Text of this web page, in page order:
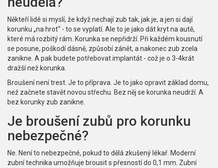
Někteří lidé si myslí, že když nechají zub tak, jak je, a jen si dají
korunku „na hrot“ - to se vyplatí. Ale to je jako dát kryt na autě,
které má rozbitý rám. Korunka se nepřidrží. Při každém kousnutí
se posune, poškodí dásně, způsobí zánět, a nakonec zub zcela
zanikne. A pak budete potřebovat implantát - což je o 3-4krát
dražší než korunka.
Broušení není trest. Je to příprava. Je to jako opravit základ domu,
než začnete stavět novou střechu. Bez něj se korunka neudrží. A
bez korunky zub zanikne.
Je broušení zubů pro korunku
nebezpečné?
Ne. Není to nebezpečné, pokud to dělá zkušený lékař. Moderní
zubní technika umožňuje brousit s přesností do 0,1 mm. Zubní